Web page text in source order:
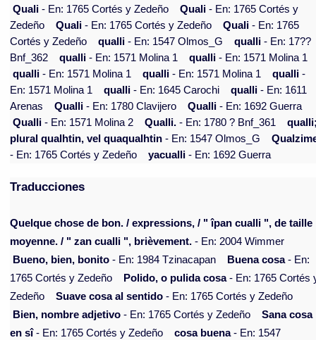
Quali - En: 1765 Cortés y Zedeño Quali - En: 1765 Cortés y
Zedeño
Quali - En: 1765 Cortés y Zedeño Quali - En: 1765
Cortés y Zedeño
qualli - En: 1547 Olmos_G qualli - En: 17??
Bnf_362
qualli - En: 1571 Molina 1 qualli - En: 1571 Molina 1
qualli - En: 1571 Molina 1 qualli - En: 1571 Molina 1 qualli -
En: 1571 Molina 1
qualli - En: 1645 Carochi qualli - En: 1611
Arenas
Qualli - En: 1780 Clavijero Qualli - En: 1692 Guerra
Qualli - En: 1571 Molina 2 Qualli. - En: 1780 ? Bnf_361
plural qualhtin, vel quaqualhtin - En: 1547 Olmos_G
- En: 1765 Cortés y Zedeño
yacualli - En: 1692 Guerra
Traducciones
Quelque chose de bon. / expressions, / " îpan cualli ", de taille
moyenne. / " zan cualli ", brièvement. - En: 2004 Wimmer
Bueno, bien, bonito - En: 1984 Tzinacapan Buena cosa- En:
1765 Cortés y Zedeño
Polido, o pulida cosa- En: 1765 Cortés
Zedeño
Suave cosa al sentido - En: 1765 Cortés y Zedeño
Bien, nombre adjetivo - En: 1765 Cortés y Zedeño
Sana cosa
en sî- En: 1765 Cortés y Zedeño cosa buena- En: 1547